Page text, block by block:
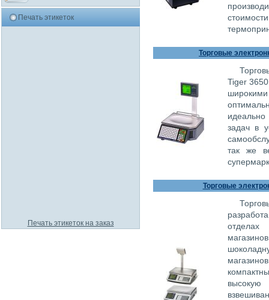
Торговые
Tiger
задач в
так же
Торговые
Печать этикеток
Печать этикеток на заказ